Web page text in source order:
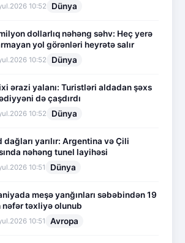
10:52 Dünya
dollarlıq nəhəng səhv: Heç yerə
yol görənləri heyrətə salır
10:52 Dünya
ərazi yalanı: Turistləri aldadan şəxs
də çaşdırdı
10:52 Dünya
dağları yarılır: Argentina və Çili
nəhəng tunel layihəsi
10:51 Dünya
meşə yanğınları səbəbindən 19
nəfər təxliyə olunub
10:51 Avropa